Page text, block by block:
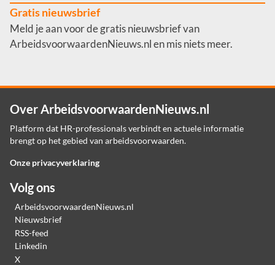
Gratis nieuwsbrief
Meld je aan voor de gratis nieuwsbrief van
ArbeidsvoorwaardenNieuws.nl en mis niets meer.
Over ArbeidsvoorwaardenNieuws.nl
Platform dat HR-professionals verbindt en actuele informatie
brengt op het gebied van arbeidsvoorwaarden.
Onze privacyverklaring
Volg ons
ArbeidsvoorwaardenNieuws.nl
Nieuwsbrief
RSS-feed
Linkedin
X